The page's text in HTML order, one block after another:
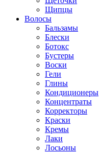
Щипцы
Волосы
Бальзамы
Блески
Ботокс
Бустеры
Воски
Гели
Глины
Кондиционеры
Концентраты
Корректоры
Краски
Кремы
Лаки
Лосьоны